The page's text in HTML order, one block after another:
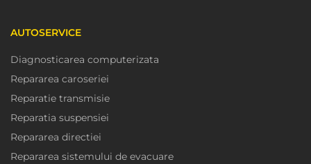
AUTOSERVICE
Diagnosticarea computerizata
Repararea caroseriei
Reparatie transmisie
Reparatia suspensiei
Repararea directiei
Repararea sistemului de evacuare